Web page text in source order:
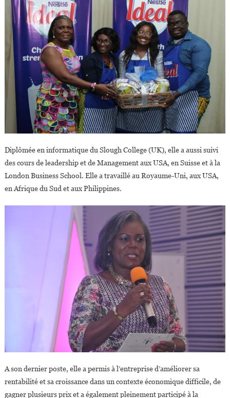
Diplômée en informatique du Slough College (UK), elle a aussi suivi
des cours de leadership et de Management aux USA, en Suisse et à la
London Business School. Elle a travaillé au Royaume-Uni, aux USA,
en Afrique du Sud et aux Philippines.
A son dernier poste, elle a permis à l’entreprise d’améliorer sa
rentabilité et sa croissance dans un contexte économique difficile, de
gagner plusieurs prix et a également pleinement participé à la